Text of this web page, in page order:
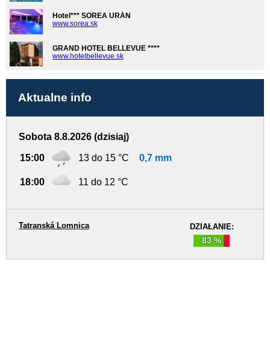
Hotel*** SOREA URÁN
www.sorea.sk
GRAND HOTEL BELLEVUE ****
www.hotelbellevue.sk
Aktualne info
Sobota 8.8.2026 (dzisiaj)
15:00 13 do 15 °C 0,7 mm
18:00 11 do 12 °C
DZIAŁANIE:
83 %
Tatranská Lomnica